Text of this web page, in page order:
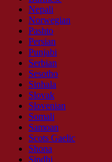
Nepali
Norwegian
Pashto
Persian
Punjabi
Serbian
Sesotho
Sinhala
Slovak
Slovenian
Somali
Samoan
Scots Gaelic
Shona
Sindhi